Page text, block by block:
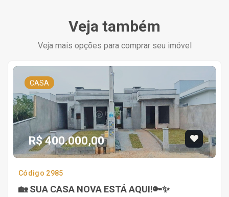
Veja também
Veja mais opções para comprar seu imóvel
CASA
R$ 400.000,00
Código 2985
🏡 SUA CASA NOVA ESTÁ AQUI!🔑✨